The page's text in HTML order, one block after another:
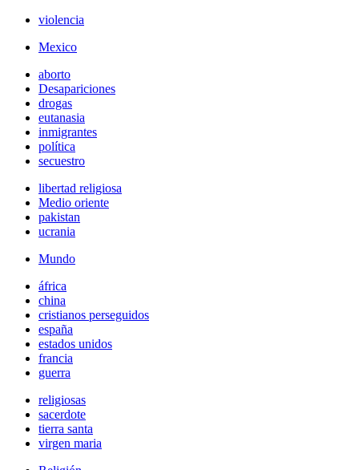
violencia
Mexico
aborto
Desapariciones
drogas
eutanasia
inmigrantes
política
secuestro
libertad religiosa
Medio oriente
pakistan
ucrania
Mundo
áfrica
china
cristianos perseguidos
españa
estados unidos
francia
guerra
religiosas
sacerdote
tierra santa
virgen maria